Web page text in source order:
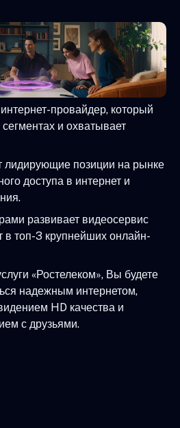
провайдер, который
сегментах и охватывает
лидирующие позиции на рынке
доступа в интернет и
развивает видеосервис
в топ-3 крупнейших онлайн-
«Ростелеком», Вы будете
надежным интернетом,
HD качества и
с друзьями.